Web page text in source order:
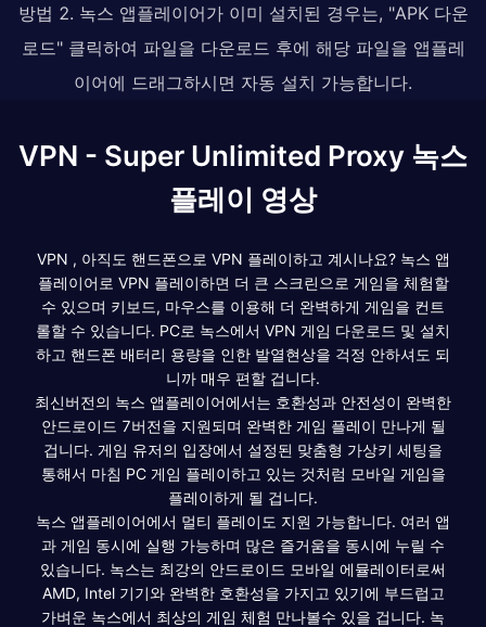
방법 2. 녹스 앱플레이어가 이미 설치된 경우는, "APK 다운
로드" 클릭하여 파일을 다운로드 후에 해당 파일을 앱플레
이어에 드래그하시면 자동 설치 가능합니다.
VPN - Super Unlimited Proxy 녹스
플레이 영상
VPN , 아직도 핸드폰으로 VPN 플레이하고 계시나요? 녹스 앱
플레이어로 VPN 플레이하면 더 큰 스크린으로 게임을 체험할
수 있으며 키보드, 마우스를 이용해 더 완벽하게 게임을 컨트
롤할 수 있습니다. PC로 녹스에서 VPN 게임 다운로드 및 설치
하고 핸드폰 배터리 용량을 인한 발열현상을 걱정 안하셔도 되
니까 매우 편할 겁니다.
최신버전의 녹스 앱플레이어에서는 호환성과 안전성이 완벽한
안드로이드 7버전을 지원되며 완벽한 게임 플레이 만나게 될
겁니다. 게임 유저의 입장에서 설정된 맞춤형 가상키 세팅을
통해서 마침 PC 게임 플레이하고 있는 것처럼 모바일 게임을
플레이하게 될 겁니다.
녹스 앱플레이어에서 멀티 플레이도 지원 가능합니다. 여러 앱
과 게임 동시에 실행 가능하며 많은 즐거움을 동시에 누릴 수
있습니다. 녹스는 최강의 안드로이드 모바일 에뮬레이터로써
AMD, Intel 기기와 완벽한 호환성을 가지고 있기에 부드럽고
가벼운 녹스에서 최상의 게임 체험 만나볼수 있을 겁니다. 녹